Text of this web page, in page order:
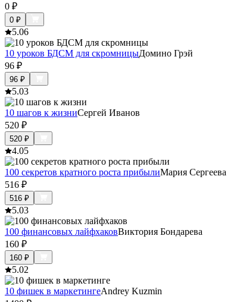
0 ₽
0 ₽
5.06
10 уроков БДСМ для скромницыДомино Грэй
96 ₽
96 ₽
5.03
10 шагов к жизниСергей Иванов
520 ₽
520 ₽
4.05
100 секретов кратного роста прибылиМария Сергеева
516 ₽
516 ₽
5.03
100 финансовых лайфхаковВиктория Бондарева
160 ₽
160 ₽
5.02
10 фишек в маркетингеAndrey Kuzmin